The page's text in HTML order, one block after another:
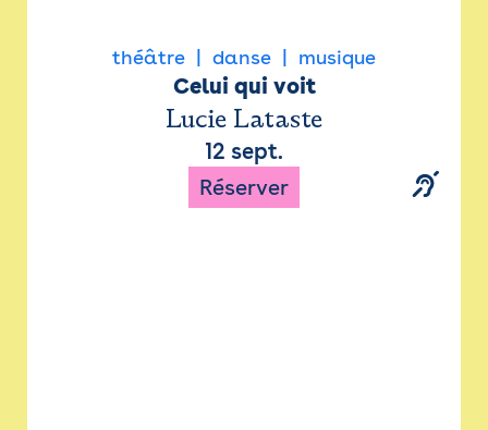
théâtre danse musique
Celui qui voit
Lucie Lataste
12 sept.
Réserver